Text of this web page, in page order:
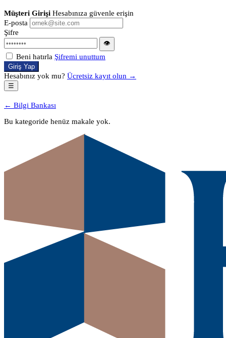
Müşteri Girişi Hesabınıza güvenle erişin
E-posta
Şifre
👁
Beni hatırla Şifremi unuttum
Giriş Yap
Hesabınız yok mu? Ücretsiz kayıt olun →
☰
← Bilgi Bankası
Bu kategoride henüz makale yok.